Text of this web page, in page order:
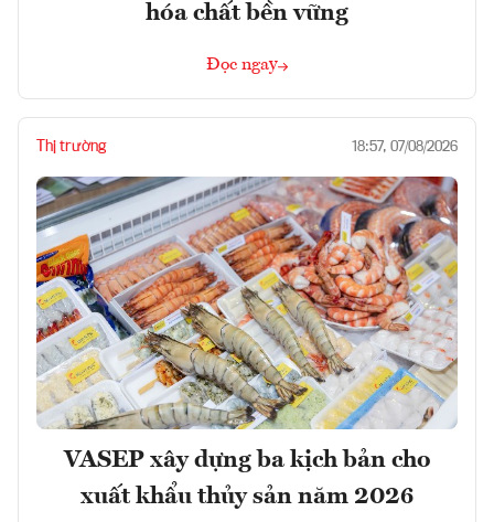
hóa chất bền vững
Đọc ngay
Thị trường 18:57, 07/08/2026
VASEP xây dựng ba kịch bản cho
xuất khẩu thủy sản năm 2026